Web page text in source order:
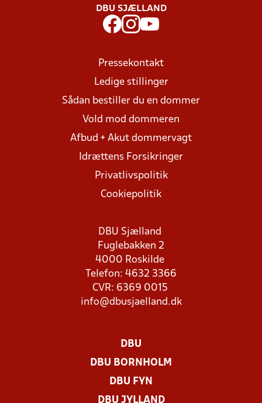
DBU SJÆLLAND
Pressekontakt
Ledige stillinger
Sådan bestiller du en dommer
Vold mod dommeren
Afbud + Akut dommervagt
Idrættens Forsikringer
Privatlivspolitik
Cookiepolitik
DBU Sjælland
Fuglebakken 2
4000 Roskilde
Telefon: 4632 3366
CVR: 6369 0015
info@dbusjaelland.dk
DBU
DBU BORNHOLM
DBU FYN
DBU JYLLAND